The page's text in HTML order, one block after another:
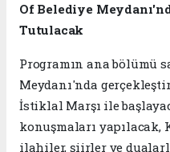
Of Belediye
Tutulacak
Programın ana bölümü
Meydanı'nda
İstiklal Marşı ile
konuşmaları
ilahiler, şiirler ve